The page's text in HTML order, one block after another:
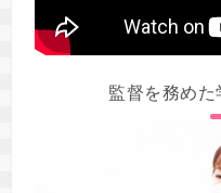
監督を務めた